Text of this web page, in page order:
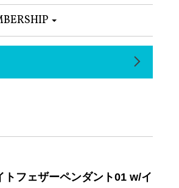
フェザーペンダント01 w/イ